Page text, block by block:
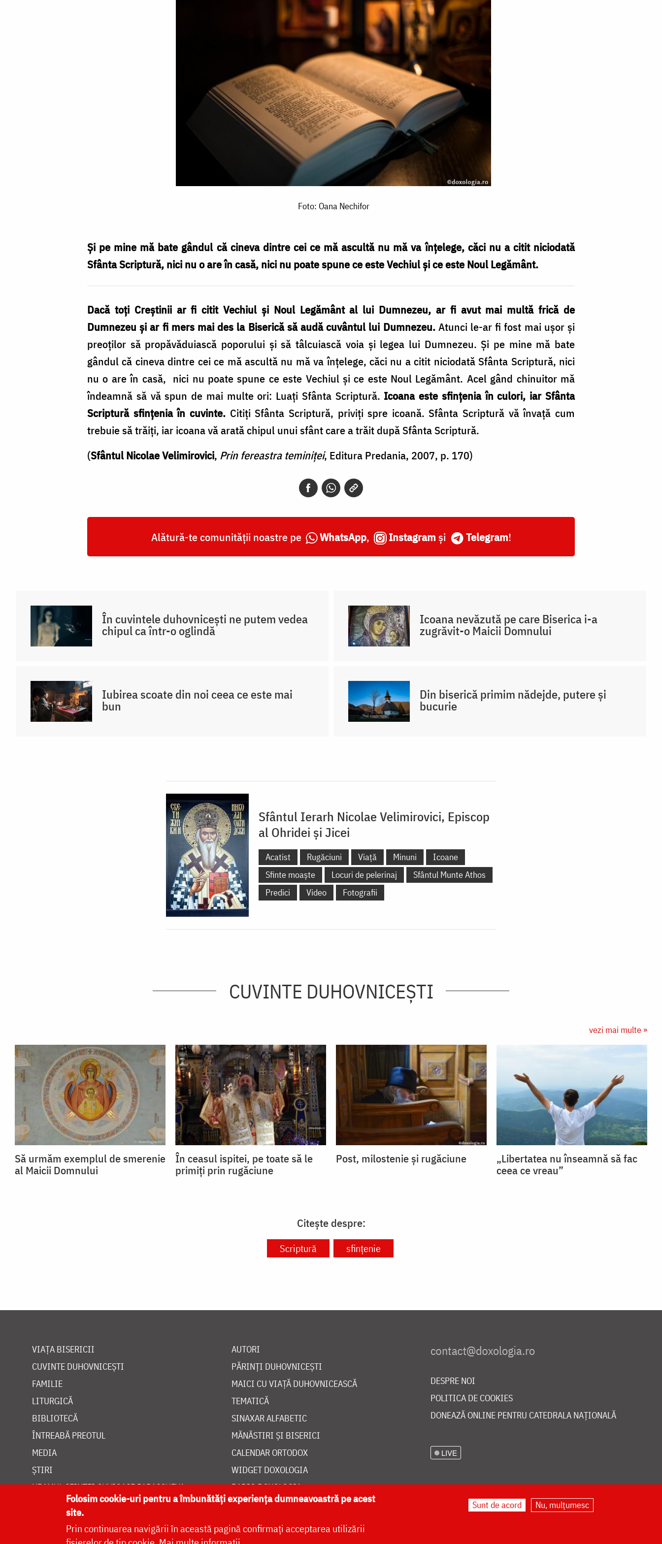
Foto: Oana Nechifor
Şi pe mine mă bate gândul că cineva dintre cei ce mă ascultă nu mă va înţelege, căci nu a citit niciodată
Sfânta Scriptură, nici nu o are în casă, nici nu poate spune ce este Vechiul şi ce este Noul Legământ.
Dacă toţi Creştinii ar fi citit Vechiul şi Noul Legământ al lui Dumnezeu, ar fi avut mai multă frică de
Dumnezeu şi ar fi mers mai des la Biserică să audă cuvântul lui Dumnezeu.Atunci le-ar fi fost mai uşor şi
preoţilor să propăvăduiască poporului şi să tâlcuiască voia şi legea lui Dumnezeu. Şi pe mine mă bate
gândul că cineva dintre cei ce mă ascultă nu mă va înţelege, căci nu a citit niciodată Sfânta Scriptură, nici
nu o are în casă, nici nu poate spune ce este Vechiul şi ce este Noul Legământ. Acel gând chinuitor mă
îndeamnă să vă spun de mai multe ori: Luaţi Sfânta Scriptură. Icoana este sfinţenia în culori, iar Sfânta
Scriptură sfinţenia în cuvinte. Citiţi Sfânta Scriptură, priviţi spre icoană. Sfânta Scriptură vă învaţă cum
trebuie să trăiţi, iar icoana vă arată chipul unui sfânt care a trăit după Sfânta Scriptură.
(Sfântul Nicolae Velimirovici, Prin fereastra teminiţei, Editura Predania, 2007, p. 170)
Alătură-te comunității noastre pe WhatsApp, Instagram și Telegram!
În cuvintele duhovnicești ne putem vedea
chipul ca într-o oglindă
Icoana nevăzută pe care Biserica i-a
zugrăvit-o Maicii Domnului
Iubirea scoate din noi ceea ce este mai
bun
Din biserică primim nădejde, putere și
bucurie
Sfântul Ierarh Nicolae Velimirovici, Episcop
al Ohridei și Jicei
Acatist Rugăciuni Viață Minuni
Icoane
Sfinte moaște
Locuri de pelerinaj
Sfântul Munte Athos
Predici
Video Fotografii
CUVINTE DUHOVNICEȘTI
vezi mai multe »
Să urmăm exemplul de smerenie
al Maicii Domnului
În ceasul ispitei, pe toate să le
primiți prin rugăciune
Post, milostenie și rugăciune
„Libertatea nu înseamnă să fac
ceea ce vreau”
Citește despre:
Scriptură sfințenie
VIAȚA BISERICII
CUVINTE DUHOVNICEȘTI
FAMILIE
LITURGICĂ
BIBLIOTECĂ
ÎNTREABĂ PREOTUL
MEDIA
ȘTIRI
HRAMUL SFINTEI CUVIOASE PARASCHEVA
AUTORI
PĂRINȚI DUHOVNICEȘTI
MAICI CU VIAȚĂ DUHOVNICEASCĂ
TEMATICĂ
SINAXAR ALFABETIC
MĂNĂSTIRI ȘI BISERICI
CALENDAR ORTODOX
WIDGET DOXOLOGIA
RADIO DOXOLOGIA
DESPRE NOI
POLITICA DE COOKIES
DONEAZĂ ONLINE PENTRU CATEDRALA NAȚIONALĂ
LIVE
Folosim cookie-uri pentru a îmbunătăți experiența dumneavoastră pe acest
site.
Prin continuarea navigării în această pagină confirmați acceptarea utilizării
Sunt de acord Nu, mulțumesc